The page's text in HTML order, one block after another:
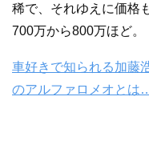
稀で、それゆえに価格
700万から800万ほど。
車好きで知られる加藤
のアルファロメオとは